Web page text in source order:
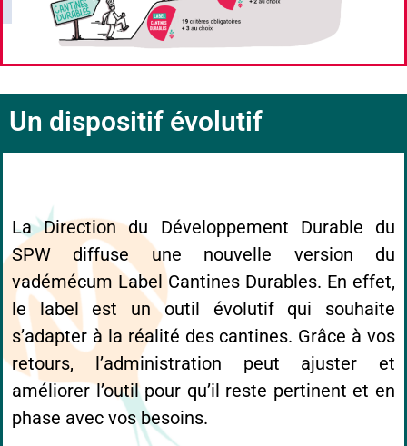
Un dispositif évolutif
La Direction du Développement Durable du
SPW diffuse une nouvelle version du
vadémécum Label Cantines Durables. En effet,
le label est un outil évolutif qui souhaite
s’adapter à la réalité des cantines. Grâce à vos
retours, l’administration peut ajuster et
améliorer l’outil pour qu’il reste pertinent et en
phase avec vos besoins.